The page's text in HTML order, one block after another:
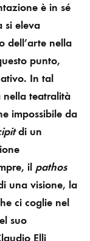
è in sé
si eleva
dell’arte nella
punto,
In tal
nella teatralità
impossibile da
di un
il pathos
una visione, la
ci coglie nel
suo
Elli